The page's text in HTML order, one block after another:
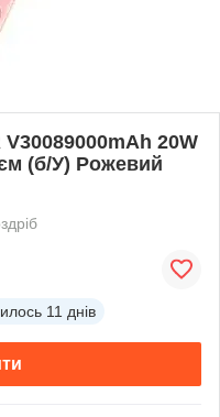
20W
(б/У) Рожевий
11 днів